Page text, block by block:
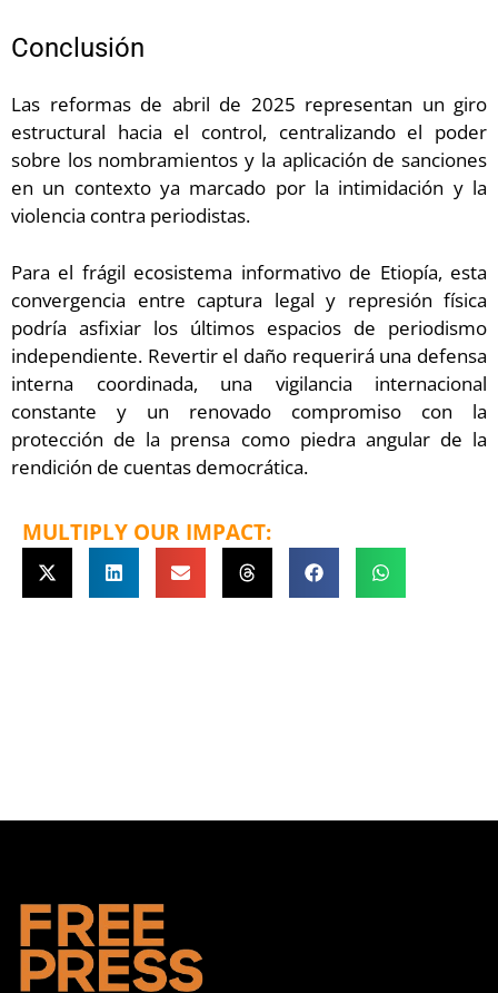
Conclusión
Las reformas de abril de 2025 representan un giro
estructural hacia el control, centralizando el poder
sobre los nombramientos y la aplicación de sanciones
en un contexto ya marcado por la intimidación y la
violencia contra periodistas.
Para el frágil ecosistema informativo de Etiopía, esta
convergencia entre captura legal y represión física
podría asfixiar los últimos espacios de periodismo
independiente. Revertir el daño requerirá una defensa
interna coordinada, una vigilancia internacional
constante y un renovado compromiso con la
protección de la prensa como piedra angular de la
rendición de cuentas democrática.
MULTIPLY OUR IMPACT: